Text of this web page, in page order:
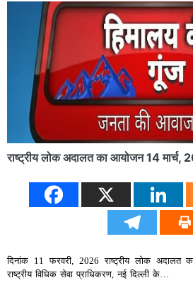
राष्ट्रीय लोक अदालत का आयोजन 14 मार्च,
दिनांक 11 फरवरी, 2026 राष्ट्रीय लोक अदालत
राष्ट्रीय विधिक सेवा प्राधिकरण, नई दिल्ली के…